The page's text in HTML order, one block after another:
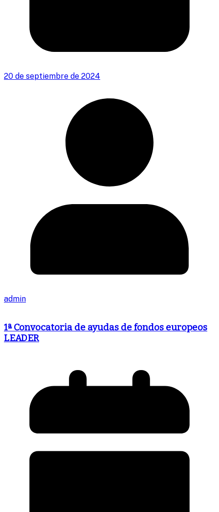
20 de septiembre de 2024
admin
1ª Convocatoria de ayudas de fondos europeos
LEADER